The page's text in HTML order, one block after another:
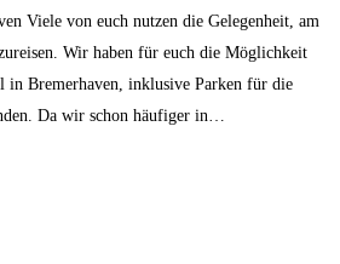
Viele von euch nutzen die Gelegenheit, am
Wir haben für euch die Möglichkeit
in Bremerhaven, inklusive Parken für die
Da wir schon häufiger in…